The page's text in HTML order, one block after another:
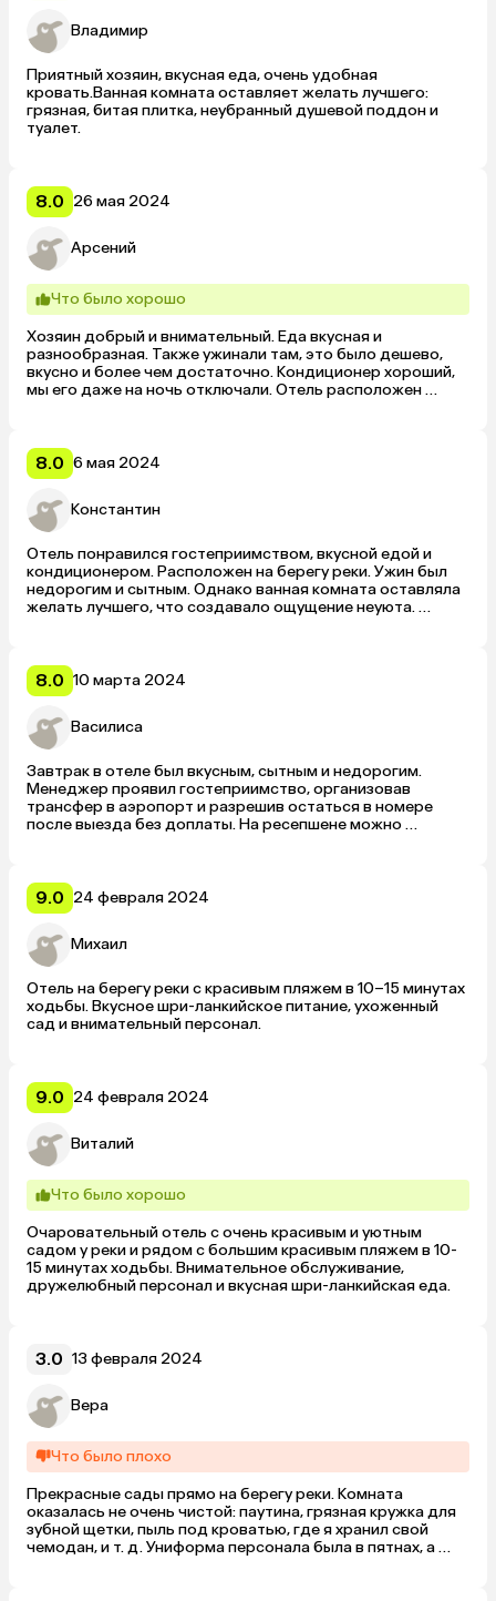
Владимир
Приятный хозяин, вкусная еда, очень удобная
кровать.Ванная комната оставляет желать лучшего:
грязная, битая плитка, неубранный душевой поддон и
туалет.
8.0 26 мая 2024
Арсений
Что было хорошо
Хозяин добрый и внимательный. Еда вкусная и
разнообразная. Также ужинали там, это было дешево,
вкусно и более чем достаточно. Кондиционер хороший,
мы его даже на ночь отключали. Отель расположен
8.0 6 мая 2024
Константин
Отель понравился гостеприимством, вкусной едой и
кондиционером. Расположен на берегу реки. Ужин был
недорогим и сытным. Однако ванная комната оставляла
желать лучшего, что создавало ощущение неуюта.
8.0 10 марта 2024
Василиса
Завтрак в отеле был вкусным, сытным и недорогим.
Менеджер проявил гостеприимство, организовав
трансфер в аэропорт и разрешив остаться в номере
после выезда без доплаты. На ресепшене можно
9.0 24 февраля 2024
Михаил
Отель на берегу реки с красивым пляжем в 10–15 минутах
ходьбы. Вкусное шри-ланкийское питание, ухоженный
сад и внимательный персонал.
9.0 24 февраля 2024
Виталий
Что было хорошо
Очаровательный отель с очень красивым и уютным
садом у реки и рядом с большим красивым пляжем в 10-
15 минутах ходьбы. Внимательное обслуживание,
дружелюбный персонал и вкусная шри-ланкийская еда.
3.0 13 февраля 2024
Вера
Что было плохо
Прекрасные сады прямо на берегу реки. Комната
оказалась не очень чистой: паутина, грязная кружка для
зубной щетки, пыль под кроватью, где я хранил свой
чемодан, и т. д. Униформа персонала была в пятнах, а